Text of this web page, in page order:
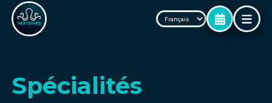
Spécialités